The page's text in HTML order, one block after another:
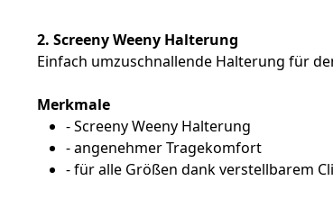
2. Screeny Weeny Halterung
Einfach umzuschnallende Halterung für
Merkmale
- Screeny Weeny Halterung
- angenehmer Tragekomfort
- für alle Größen dank verstellbarem